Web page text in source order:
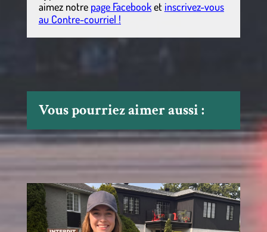
aimez notre page Facebooket inscrivez-vous
au Contre-courriel !
Vous pourriez aimer aussi :